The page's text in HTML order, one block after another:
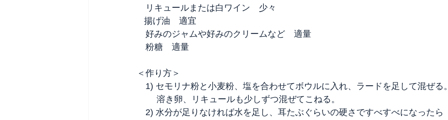
リキュールまたは白ワイン　少々
   揚げ油　適宜
好みのジャムや好みのクリームなど　適量
粉糖　適量
＜作り方＞
1) セモリナ粉と小麦粉、塩を合わせてボウルに入れ、ラードを足して混ぜる。
溶き卵、リキュールも少しずつ混ぜてこねる。
2) 水分が足りなければ水を足し、耳たぶぐらいの硬さですべすべになったら